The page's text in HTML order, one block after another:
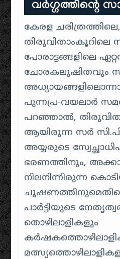
വർഗ്ഗത്തിന്റെ
കേരള ചരിത്രത്തിലെ,
തിരുവിതാംകൂറിലെ
പോരാട്ടങ്ങളിലെ
ചോരകലുഷിതവും
പുന്നപ്ര-വയലാർ
പറഞ്ഞാൽ,
ആയിരുന്ന സർ സി.പി.
അയ്യരുടെ
ഭരണത്തിനും,
നിലനിന്നിരുന്ന
ചൂഷണത്തിനുമെതിരെ
പാർട്ടിയുടെ
തൊഴിലാളികളും